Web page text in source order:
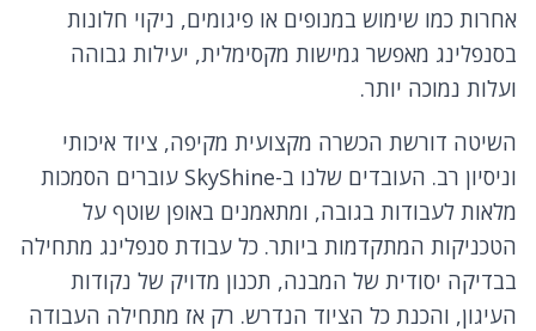
אחרות כמו שימוש במנופים או פיגומים, ניקוי חלונות
בסנפלינג מאפשר גמישות מקסימלית, יעילות גבוהה
ועלות נמוכה יותר.
השיטה דורשת הכשרה מקצועית מקיפה, ציוד איכותי
וניסיון רב. העובדים שלנו ב-SkyShine עוברים הסמכות
מלאות לעבודות בגובה, ומתאמנים באופן שוטף על
הטכניקות המתקדמות ביותר. כל עבודת סנפלינג מתחילה
בבדיקה יסודית של המבנה, תכנון מדויק של נקודות
העיגון, והכנת כל הציוד הנדרש. רק אז מתחילה העבודה